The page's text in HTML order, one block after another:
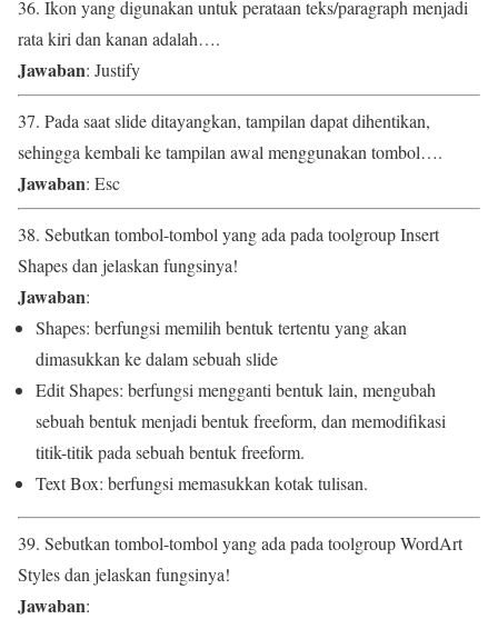
36. Ikon yang digunakan untuk perataan teks/paragraph menjadi
rata kiri dan kanan adalah….
Jawaban: Justify
37. Pada saat slide ditayangkan, tampilan dapat dihentikan,
sehingga kembali ke tampilan awal menggunakan tombol….
Jawaban: Esc
38. Sebutkan tombol-tombol yang ada pada toolgroup Insert
Shapes dan jelaskan fungsinya!
Jawaban:
Shapes: berfungsi memilih bentuk tertentu yang akan
dimasukkan ke dalam sebuah slide
Edit Shapes: berfungsi mengganti bentuk lain, mengubah
sebuah bentuk menjadi bentuk freeform, dan memodifikasi
titik-titik pada sebuah bentuk freeform.
Text Box: berfungsi memasukkan kotak tulisan.
39. Sebutkan tombol-tombol yang ada pada toolgroup WordArt
Styles dan jelaskan fungsinya!
Jawaban: